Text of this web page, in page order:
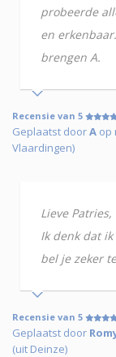
probeerde
en
brengen A.
Recensie van 5
Geplaatst doorA op
Vlaardingen)
Lieve
Ik denk dat
bel je zeker
Recensie van 5
Geplaatst door
(uit Deinze)